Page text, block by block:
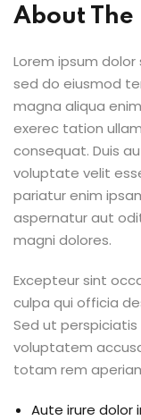
About The
Lorem ipsum
sed do eiusmod
magna aliqua
exerec tation
consequat. Duis
voluptate velit
pariatur enim
aspernatur aut
magni dolores.
Excepteur sint
culpa qui officia
Sed ut
voluptatem
totam rem
Aute irure dolor